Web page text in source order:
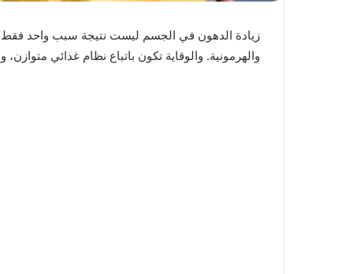
زيادة الدهون في الجسم ليست نتيجة سبب واحد فقط،
والهرمونية. والوقاية تكون باتباع نظام غذائي